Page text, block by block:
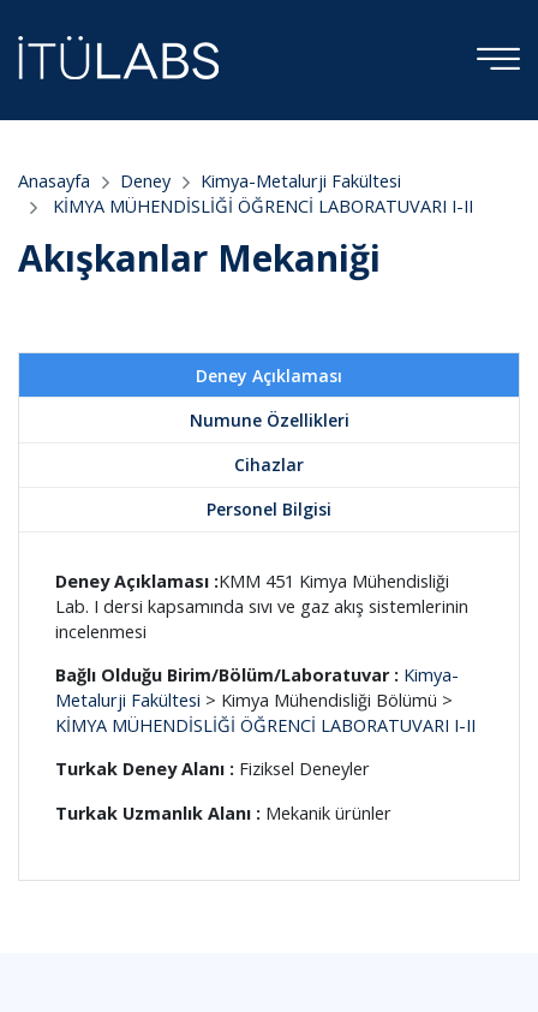
Anasayfa Deney
Kimya-Metalurji Fakültesi
KİMYA MÜHENDİSLİĞİ ÖĞRENCİ LABORATUVARI I-II
Akışkanlar Mekaniği
Deney Açıklaması
Numune Özellikleri
Cihazlar
Personel Bilgisi
Deney Açıklaması :KMM 451 Kimya Mühendisliği
Lab. I dersi kapsamında sıvı ve gaz akış sistemlerinin
incelenmesi
Bağlı Olduğu Birim/Bölüm/Laboratuvar : Kimya-
Metalurji Fakültesi > Kimya Mühendisliği Bölümü >
KİMYA MÜHENDİSLİĞİ ÖĞRENCİ LABORATUVARI I-II
Turkak Deney Alanı : Fiziksel Deneyler
Turkak Uzmanlık Alanı : Mekanik ürünler